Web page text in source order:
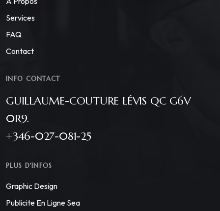
Services
FAQ
Contact
INFO CONTACT
GUILLAUME-COUTURE LÉVIS QC G6V
0R9.
+346-027-081-25
PLUS D'INFOS
Graphic Design
Publicite En Ligne Sea